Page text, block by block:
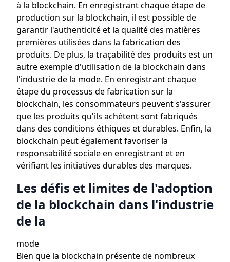
à la blockchain. En enregistrant chaque étape de
production sur la blockchain, il est possible de
garantir l'authenticité et la qualité des matières
premières utilisées dans la fabrication des
produits. De plus, la traçabilité des produits est un
autre exemple d'utilisation de la blockchain dans
l'industrie de la mode. En enregistrant chaque
étape du processus de fabrication sur la
blockchain, les consommateurs peuvent s'assurer
que les produits qu'ils achètent sont fabriqués
dans des conditions éthiques et durables. Enfin, la
blockchain peut également favoriser la
responsabilité sociale en enregistrant et en
vérifiant les initiatives durables des marques.
Les défis et limites de l'adoption
de la blockchain dans l'industrie
de la
mode
Bien que la blockchain présente de nombreux